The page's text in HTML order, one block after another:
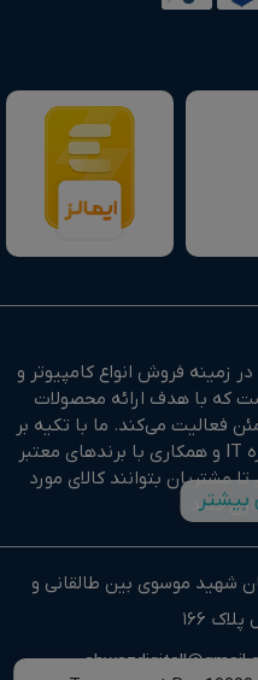
زمینه فروش انواع کامپیوتر و
که با هدف ارائه محصولات
فعالیت می‌کند. ما با تکیه بر
دانش فنی، تجربه چندین‌ساله در حوزه IT و همکاری با برندهای معتبر
مشتریان بتوانند کالای مورد
کنند.
آنلاین انجام دهید و در
بگیرید.
تاپ و سخت افزار استوک و
شهید موسوی بین طالقانی و
166